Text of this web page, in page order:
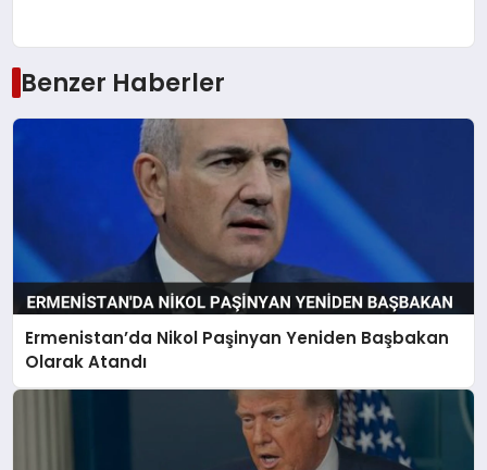
Benzer Haberler
Ermenistan’da Nikol Paşinyan Yeniden Başbakan
Olarak Atandı